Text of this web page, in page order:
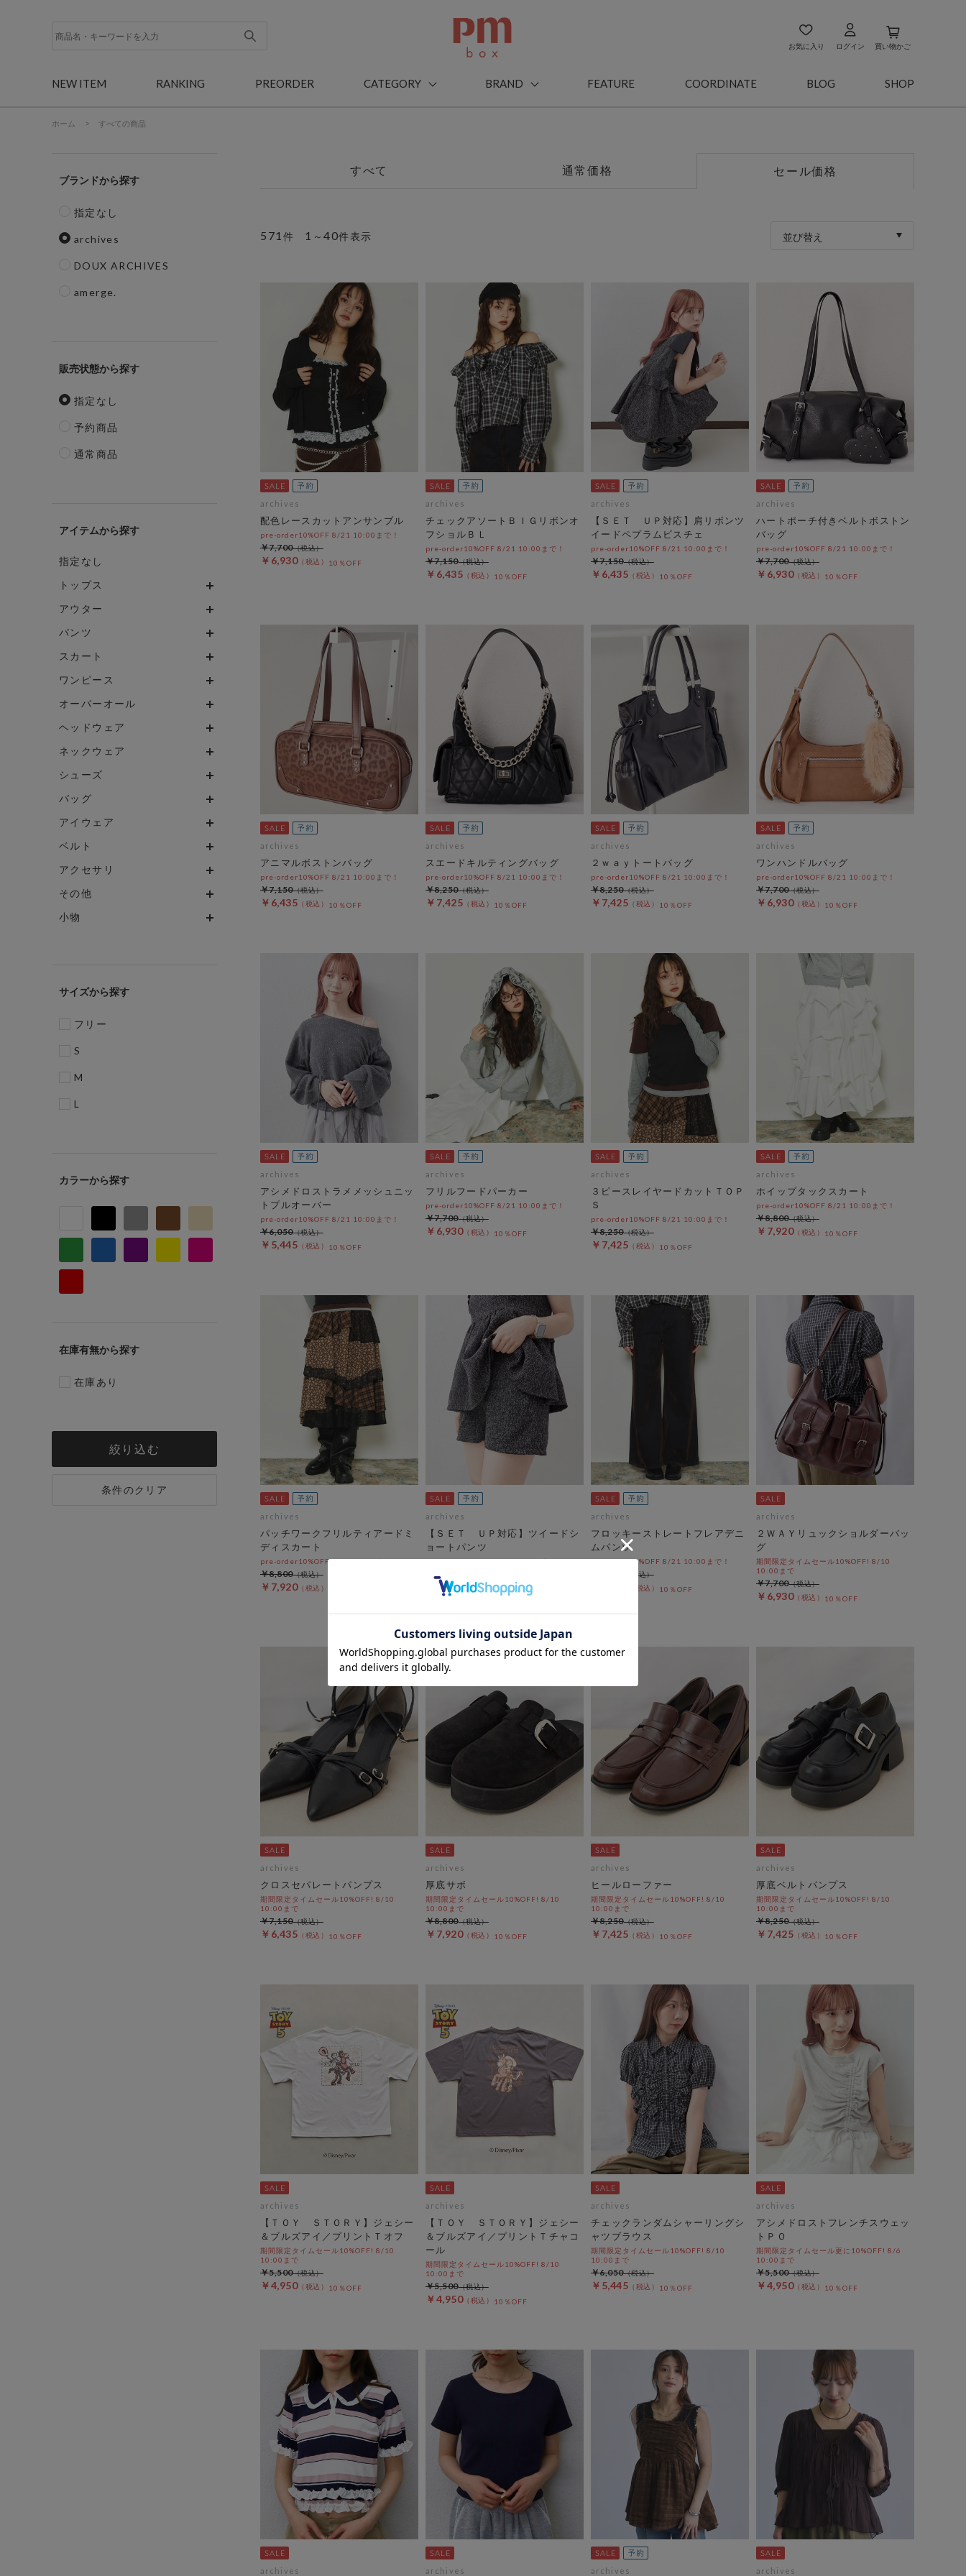
お気に入り ログイン 買い物かご
NEW ITEM RANKING PREORDER CATEGORY BRAND FEATURE COORDINATE BLOG SHOP
ホーム > すべての商品
ブランド
指定なし
archives
DOUX ARCHIVES
amerge.
販売状態
指定なし
予約商品
通常商品
アイテム
指定なし
トップス
アウター
パンツ
スカート
ワンピース
オーバーオール
ヘッドウェア
ネックウェア
シューズ
バッグ
アイウェア
ベルト
アクセサリ
その他
小物
サイズ
フリー
S
M
L
カラー
在庫有無
在庫あり
絞り込む
条件のクリア
すべて 通常価格 セール価格
571 件 1 ～40件表示 並び替え
archives
配色レースカットアンサンブル
pre-order10%OFF 8/21 10:00まで！
￥6,930 10％OFF
￥7,700
archives
チェックアソートＢＩＧリボンオ
フショルＢＬ
pre-order10%OFF 8/21 10:00まで！
￥6,435 10％OFF
￥7,150
archives
【ＳＥＴ ＵＰ対応】肩リボンツ
イードペプラムビスチェ
pre-order10%OFF 8/21 10:00まで！
￥6,435 10％OFF
￥7,150
archives
ハートポーチ付きベルトボストン
バッグ
pre-order10%OFF 8/21 10:00まで！
￥6,930 10％OFF
￥7,700
archives
アニマルボストンバッグ
pre-order10%OFF 8/21 10:00まで！
￥6,435 10％OFF
￥7,150
archives
スエードキルティングバッグ
pre-order10%OFF 8/21 10:00まで！
￥7,425 10％OFF
￥8,250
archives
２ｗａｙトートバッグ
pre-order10%OFF 8/21 10:00まで！
￥7,425 10％OFF
￥8,250
archives
ワンハンドルバッグ
pre-order10%OFF 8/21 10:00まで！
￥6,930 10％OFF
￥7,700
archives
アシメドロストラメメッシュニッ
トプルオーバー
pre-order10%OFF 8/21 10:00まで！
￥5,445 10％OFF
￥6,050
archives
フリルフードパーカー
pre-order10%OFF 8/21 10:00まで！
￥6,930 10％OFF
￥7,700
archives
３ピースレイヤードカットＴＯＰ
Ｓ
pre-order10%OFF 8/21 10:00まで！
￥7,425 10％OFF
￥8,250
archives
ホイップタックスカート
pre-order10%OFF 8/21 10:00まで！
￥7,920 10％OFF
￥8,800
archives
パッチワークフリルティアードミ
ディスカート
pre-order10%OFF 8/21 10:00まで！
￥7,920
￥8,800
archives
【ＳＥＴ ＵＰ対応】ツイードシ
ョートパンツ
pre-order10%OFF 8/21 10:00まで！
￥5,940 10％OFF
￥6,600
archives
フロッキーストレートフレアデニ
ムパンツ
pre-order10%OFF 8/21 10:00まで！
10％OFF
archives
２ＷＡＹリュックショルダーバッ
グ
期間限定タイムセール10%OFF! 8/10
10:00まで
￥6,930 10％OFF
￥7,700
archives
クロスセパレートパンプス
期間限定タイムセール10%OFF! 8/10
10:00まで
￥6,435 10％OFF
￥7,150
archives
厚底サボ
期間限定タイムセール10%OFF! 8/10
10:00まで
￥7,920 10％OFF
￥8,800
archives
ヒールローファー
期間限定タイムセール10%OFF! 8/10
10:00まで
￥7,425 10％OFF
￥8,250
archives
厚底ベルトパンプス
期間限定タイムセール10%OFF! 8/10
10:00まで
￥7,425 10％OFF
￥8,250
archives
【ＴＯＹ ＳＴＯＲＹ】ジェシー
＆ブルズアイ／プリントＴオフ
期間限定タイムセール10%OFF! 8/10
10:00まで
￥4,950 10％OFF
￥5,500
archives
【ＴＯＹ ＳＴＯＲＹ】ジェシー
＆ブルズアイ／プリントＴチャコ
ール
期間限定タイムセール10%OFF! 8/10
10:00まで
￥4,950 10％OFF
￥5,500
archives
チェックランダムシャーリングシ
ャツブラウス
期間限定タイムセール10%OFF! 8/10
10:00まで
￥5,445 10％OFF
￥6,050
archives
アシメドロストフレンチスウェッ
トＰＯ
期間限定タイムセール更に10%OFF! 8/6
10:00まで
￥4,950 10％OFF
￥5,500
archives archives archives archives